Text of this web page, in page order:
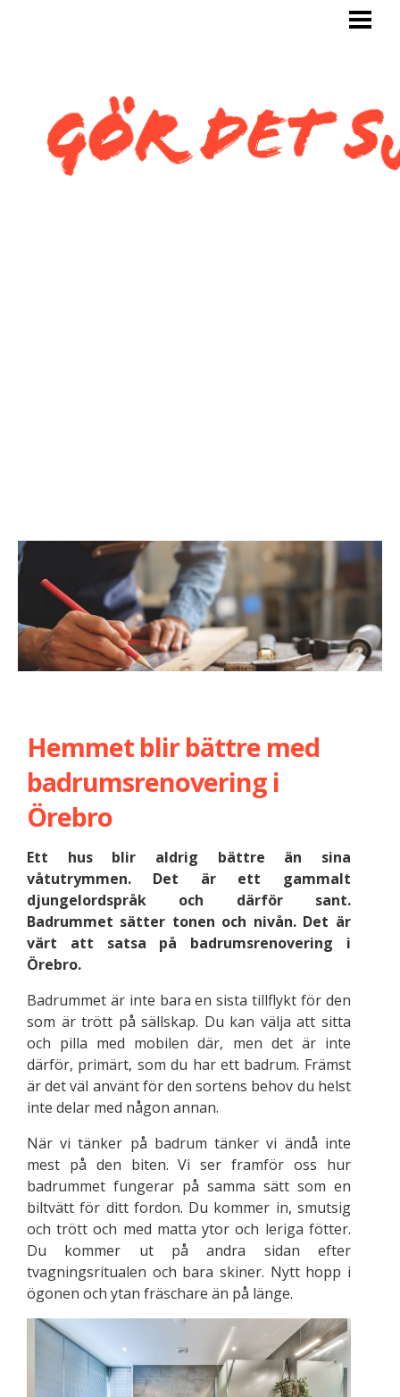
KAKLA SJÄLV
KAKLA TOALETT
Hemmet blir bättre med
badrumsrenovering i
Örebro
Ett hus blir aldrig bättre än sina
våtutrymmen. Det är ett gammalt
djungelordspråk och därför sant.
Badrummet sätter tonen och nivån. Det är
värt att satsa på badrumsrenovering i
Örebro.
Badrummet är inte bara en sista tillflykt för den
som är trött på sällskap. Du kan välja att sitta
och pilla med mobilen där, men det är inte
därför, primärt, som du har ett badrum. Främst
är det väl använt för den sortens behov du helst
inte delar med någon annan.
När vi tänker på badrum tänker vi ändå inte
mest på den biten. Vi ser framför oss hur
badrummet fungerar på samma sätt som en
biltvätt för ditt fordon. Du kommer in, smutsig
och trött och med matta ytor och leriga fötter.
Du kommer ut på andra sidan efter
tvagningsritualen och bara skiner. Nytt hopp i
ögonen och ytan fräschare än på länge.